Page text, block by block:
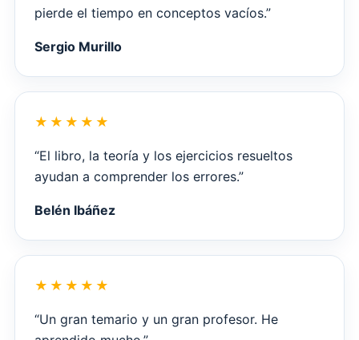
pierde el tiempo en conceptos vacíos.”
Sergio Murillo
“El libro, la teoría y los ejercicios resueltos
ayudan a comprender los errores.”
Belén Ibáñez
“Un gran temario y un gran profesor. He